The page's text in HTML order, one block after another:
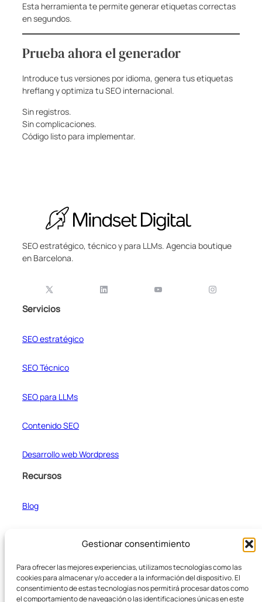
Gestionar consentimiento
Para ofrecer las mejores experiencias, utilizamos tecnologías como las
cookies para almacenar y/o acceder a la información del dispositivo. El
consentimiento de estas tecnologías nos permitirá procesar datos como
el comportamiento de navegación o las identificaciones únicas en este
Esta herramienta te permite generar etiquetas correctas
en segundos.
Prueba ahora el generador
Introduce tus versiones por idioma, genera tus etiquetas
hreflang y optimiza tu SEO internacional.
Sin registros.
Sin complicaciones.
Código listo para implementar.
SEO estratégico, técnico y para LLMs. Agencia boutique
en Barcelona.
Servicios
SEO estratégico
SEO Técnico
SEO para LLMs
Contenido SEO
Desarrollo web Wordpress
Recursos
Blog
Formateador de texto